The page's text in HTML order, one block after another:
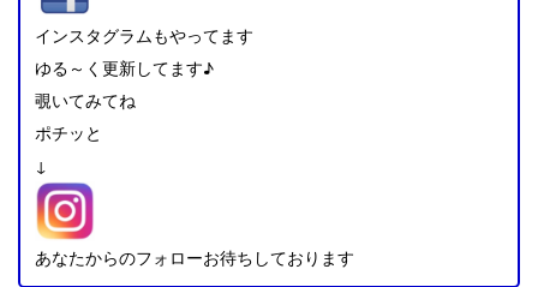
インスタグラムもやってます
ゆる～く更新してます♪
覗いてみてね
ポチッと
↓
あなたからのフォローお待ちしております